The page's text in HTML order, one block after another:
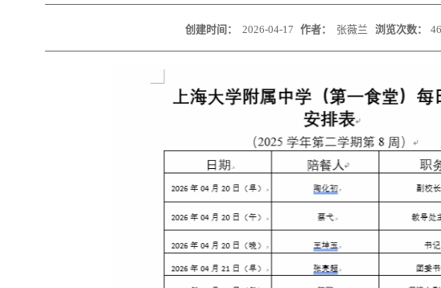
创建时间： 2026-04-17 作者： 张薇兰 浏览次数： 46